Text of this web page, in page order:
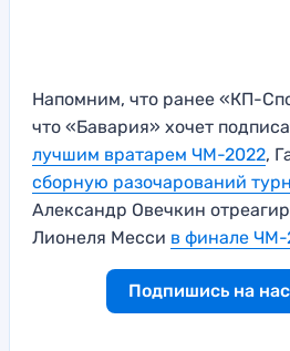
Напомним, что ранее «КП-
что «Бавария» хочет
лучшим вратарем ЧМ-2022,
сборную разочарований
Александр Овечкин
Лионеля Месси в финале ЧМ-
Подпишись на